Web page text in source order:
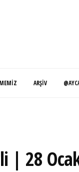
ARŞIV
| 28